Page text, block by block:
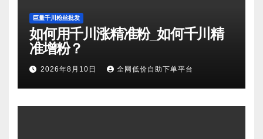
巨量千川粉丝批发
如何用千川涨精准粉_如何千川精
准增粉？
2026年8月10日 全网低价自助下单平台